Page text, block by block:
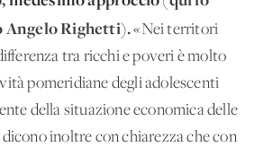
Angelo Righetti).«Nei territori
tra ricchi e poveri è molto
pomeridiane degli adolescenti
della situazione economica delle
inoltre con chiarezza che con